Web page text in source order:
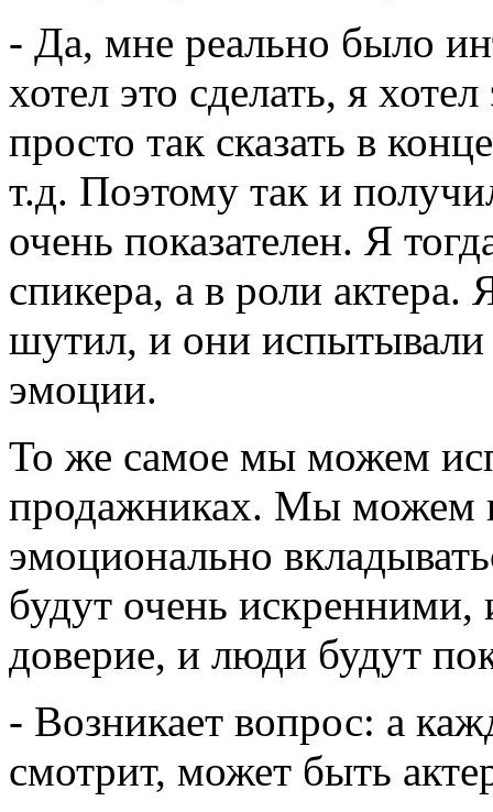
- Да, мне реально было
хотел это сделать, я
просто так сказать в
т.д. Поэтому так и
очень показателен. Я
спикера, а в роли актера.
шутил, и они испытывали
эмоции.
То же самое мы можем
продажниках. Мы можем
эмоционально
будут очень искренними,
доверие, и люди будут
- Возникает вопрос: а
смотрит, может быть